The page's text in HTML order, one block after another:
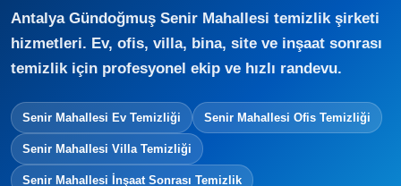
Antalya Gündoğmuş Senir Mahallesi temizlik şirketi
hizmetleri. Ev, ofis, villa, bina, site ve inşaat sonrası
temizlik için profesyonel ekip ve hızlı randevu.
Senir Mahallesi Ev Temizliği Senir Mahallesi Ofis Temizliği
Senir Mahallesi Villa Temizliği
Senir Mahallesi İnşaat Sonrası Temizlik